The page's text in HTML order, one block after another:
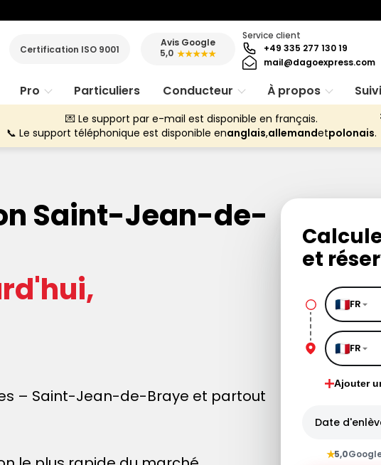
Certification ISO 9001
Avis Google
5,0 ★★★★★
Service client
+49 335 277 130 19
mail@dagoexpress.com
Pro Particuliers Conducteur À propos
💌 Le support par e-mail est disponible en français.
📞 Le support téléphonique est disponible enanglais,allemandetpolonais.
Saint-Jean-de-
– Saint-Jean-de-Braye et partout
et
FR
FR
Ajouter
Date
★5,0